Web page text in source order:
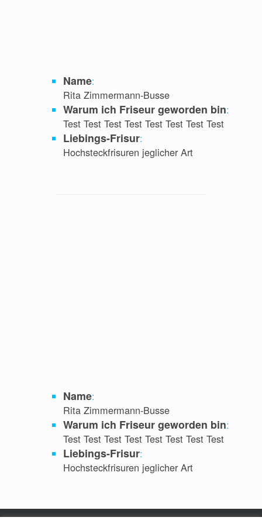
Name:
Rita Zimmermann-Busse
Warum ich Friseur geworden bin:
Test Test Test Test Test Test Test Test
Liebings-Frisur:
Hochsteckfrisuren jeglicher Art
Name:
Rita Zimmermann-Busse
Warum ich Friseur geworden bin:
Test Test Test Test Test Test Test Test
Liebings-Frisur:
Hochsteckfrisuren jeglicher Art